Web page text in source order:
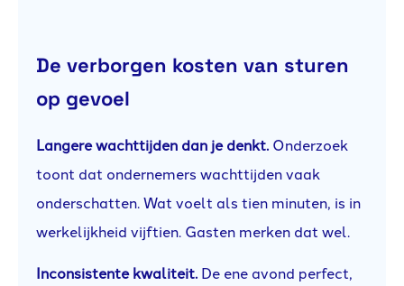
De verborgen kosten van sturen
op gevoel
Langere wachttijden dan je denkt. Onderzoek
toont dat ondernemers wachttijden vaak
onderschatten. Wat voelt als tien minuten, is in
werkelijkheid vijftien. Gasten merken dat wel.
Inconsistente kwaliteit. De ene avond perfect,